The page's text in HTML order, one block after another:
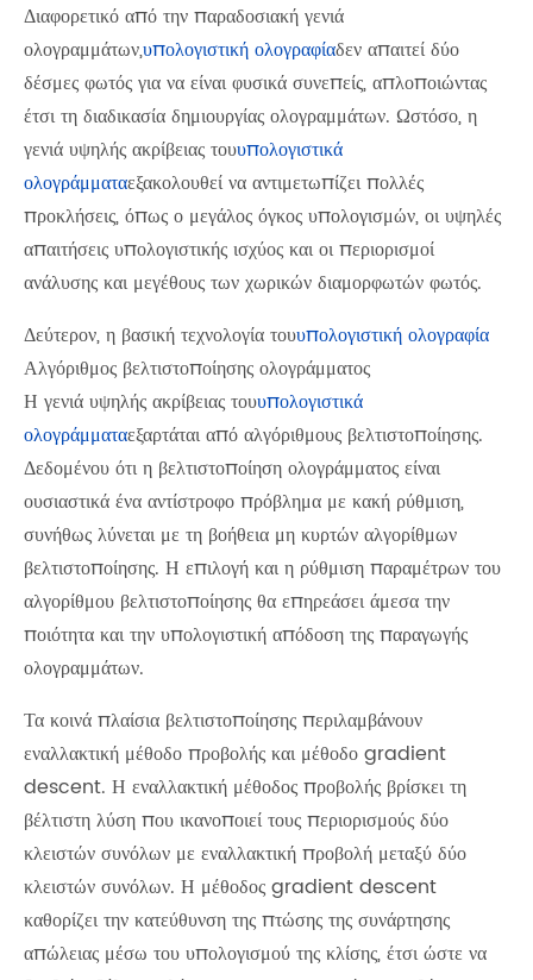
Διαφορετικό από την παραδοσιακή γενιά
ολογραμμάτων,υπολογιστική ολογραφίαδεν απαιτεί δύο
δέσμες φωτός για να είναι φυσικά συνεπείς, απλοποιώντας
έτσι τη διαδικασία δημιουργίας ολογραμμάτων. Ωστόσο, η
γενιά υψηλής ακρίβειας τουυπολογιστικά
ολογράμματαεξακολουθεί να αντιμετωπίζει πολλές
προκλήσεις, όπως ο μεγάλος όγκος υπολογισμών, οι υψηλές
απαιτήσεις υπολογιστικής ισχύος και οι περιορισμοί
ανάλυσης και μεγέθους των χωρικών διαμορφωτών φωτός.
Δεύτερον, η βασική τεχνολογία τουυπολογιστική ολογραφία
Αλγόριθμος βελτιστοποίησης ολογράμματος
Η γενιά υψηλής ακρίβειας τουυπολογιστικά
ολογράμματαεξαρτάται από αλγόριθμους βελτιστοποίησης.
Δεδομένου ότι η βελτιστοποίηση ολογράμματος είναι
ουσιαστικά ένα αντίστροφο πρόβλημα με κακή ρύθμιση,
συνήθως λύνεται με τη βοήθεια μη κυρτών αλγορίθμων
βελτιστοποίησης. Η επιλογή και η ρύθμιση παραμέτρων του
αλγορίθμου βελτιστοποίησης θα επηρεάσει άμεσα την
ποιότητα και την υπολογιστική απόδοση της παραγωγής
ολογραμμάτων.
Τα κοινά πλαίσια βελτιστοποίησης περιλαμβάνουν
εναλλακτική μέθοδο προβολής και μέθοδο gradient
descent. Η εναλλακτική μέθοδος προβολής βρίσκει τη
βέλτιστη λύση που ικανοποιεί τους περιορισμούς δύο
κλειστών συνόλων με εναλλακτική προβολή μεταξύ δύο
κλειστών συνόλων. Η μέθοδος gradient descent
καθορίζει την κατεύθυνση της πτώσης της συνάρτησης
απώλειας μέσω του υπολογισμού της κλίσης, έτσι ώστε να